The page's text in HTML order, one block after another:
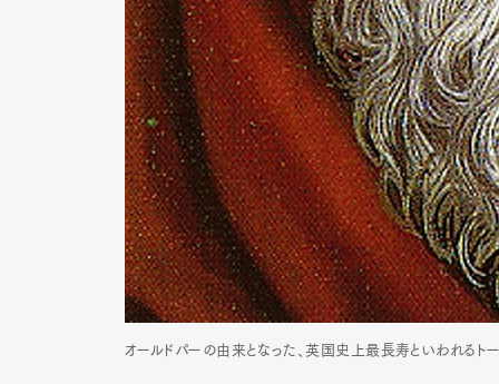
Pen
Pen
オールドパーの由来となった、英国史上最長寿といわれるトー